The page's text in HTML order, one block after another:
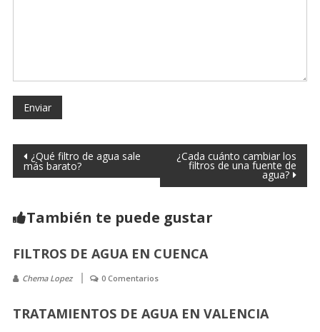
¿Qué filtro de agua sale
más barato?
¿Cada cuánto cambiar los
filtros de una fuente de
agua?
También te puede gustar
FILTROS DE AGUA EN CUENCA
Chema Lopez 0 Comentarios
TRATAMIENTOS DE AGUA EN VALENCIA